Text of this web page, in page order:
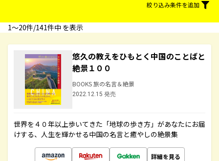
絞り込み条件を追加
1〜20件/141件中 を表示
悠久の教えをひもとく中国のことばと
絶景１００
BOOKS 旅の名言＆絶景
2022.12.15 発売
世界を４０年以上歩いてきた「地球の歩き方」があなたにお届
けする、人生を輝かせる中国の名言と癒やしの絶景集
詳細を見る